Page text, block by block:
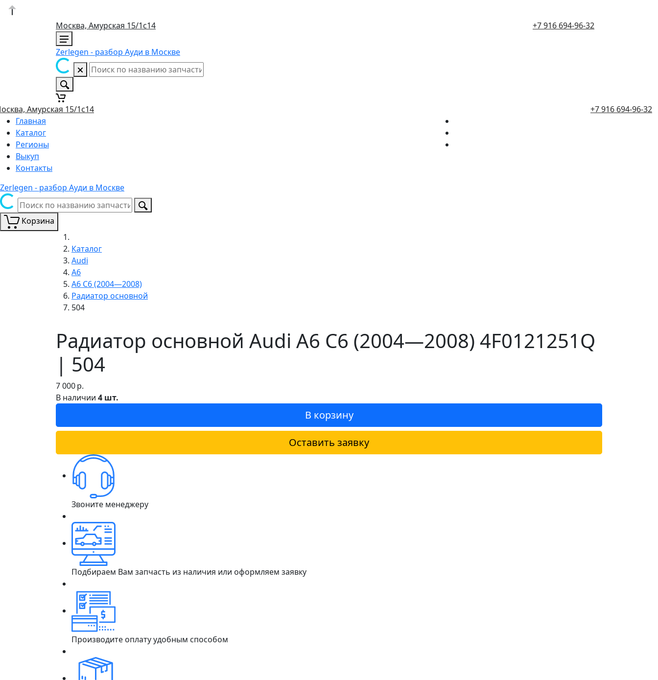
Москва, Амурская 15/1с14 +7 916 694-96-32
Zerlegen - разбор Ауди в Москве
Амурская 15/1с14
+7 916 694-96-32
Главная
Каталог
Регионы
Выкуп
Контакты
Zerlegen - разбор Ауди в Москве
Корзина
Каталог
Audi
A6
A6 C6 (2004—2008)
Радиатор основной
504
Радиатор основной Audi A6 C6 (2004—2008) 4F0121251Q
| 504
7 000р.
В наличии 4 шт.
В корзину
Оставить заявку
Звоните менеджеру
Подбираем Вам запчасть из наличия или оформляем заявку
Производите оплату удобным способом